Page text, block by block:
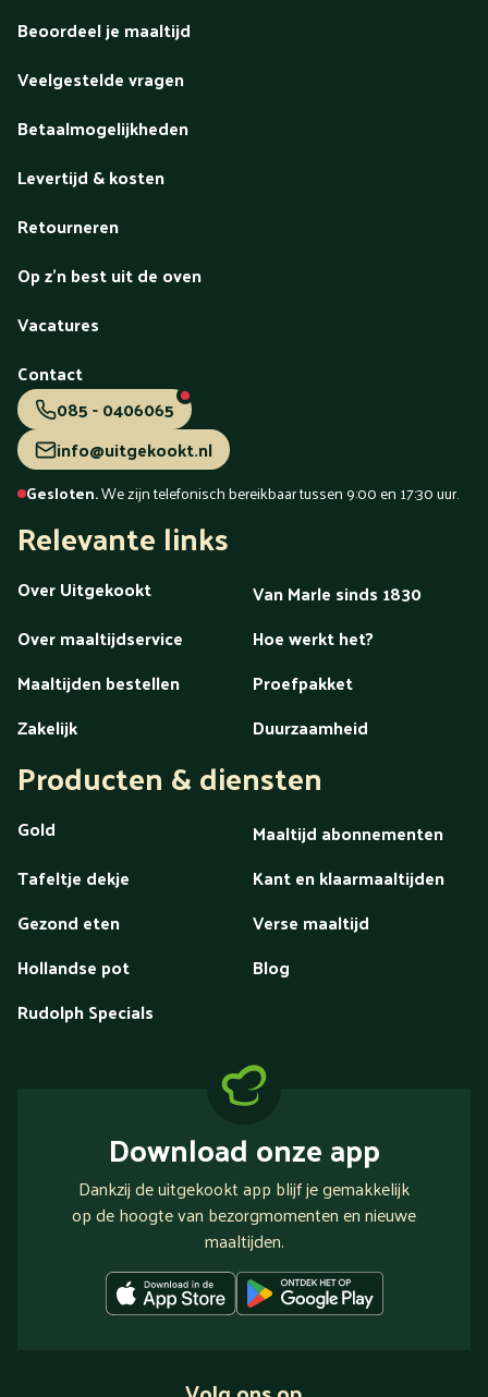
Beoordeel je maaltijd
Veelgestelde vragen
Betaalmogelijkheden
Levertijd & kosten
Retourneren
Op z'n best uit de oven
Vacatures
Contact
085 - 0406065
info@uitgekookt.nl
Gesloten.We zijn telefonisch bereikbaar tussen 9:00 en 17:30 uur.
Relevante links
Over Uitgekookt
Van Marle sinds 1830
Over maaltijdservice
Hoe werkt het?
Maaltijden bestellen
Proefpakket
Zakelijk
Duurzaamheid
Producten & diensten
Gold
Maaltijd abonnementen
Tafeltje dekje
Kant en klaarmaaltijden
Gezond eten
Verse maaltijd
Hollandse pot
Blog
Rudolph Specials
Download onze app
Dankzij de uitgekookt app blijf je gemakkelijk
op de hoogte van bezorgmomenten en nieuwe
maaltijden.